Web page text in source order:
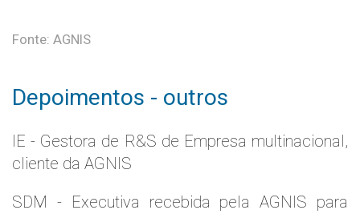
Fonte: AGNIS
Depoimentos - outros
IE - Gestora de R&S de Empresa multinacional,
cliente da AGNIS
SDM - Executiva recebida pela AGNIS para